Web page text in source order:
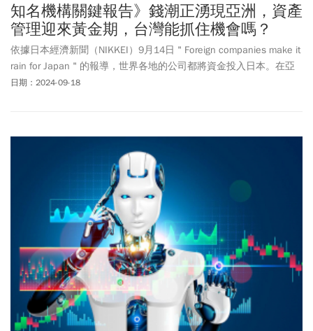
知名機構關鍵報告》錢潮正湧現亞洲，資產
管理迎來黃金期，台灣能抓住機會嗎？
依據日本經濟新聞（NIKKEI）9月14日＂Foreign companies make it
rain for Japan＂的報導，世界各地的公司都將資金投入日本。在亞
洲，相對於中國經濟步履蹣跚的情況下，日圓疲軟吸引了國際投資
日期：2024-09-18